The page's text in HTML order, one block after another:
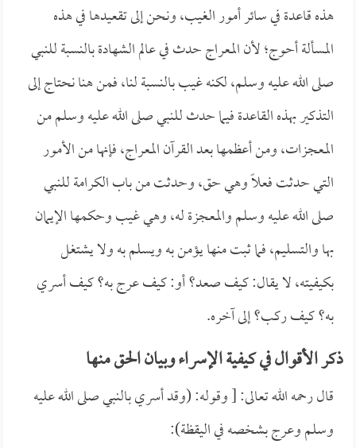
هذه قاعدة في سائر أمور الغيب، ونحن إلى تقعيدها في هذه
المسألة أحوج؛ لأن المعراج حدث في عالم الشهادة بالنسبة للنبي
صلى الله عليه وسلم، لكنه غيب بالنسبة لنا، فمن هنا نحتاج إلى
التذكير بهذه القاعدة فيما حدث للنبي صلى الله عليه وسلم من
المعجزات، ومن أعظمها بعد القرآن المعراج، فإنها من الأمور
التي حدثت فعلاً وهي حق، وحدثت من باب الكرامة للنبي
صلى الله عليه وسلم والمعجزة له، وهي غيب وحكمها الإيمان
بها والتسليم، فما ثبت منها يؤمن به ويسلم به ولا يشتغل
بكيفيته، لا يقال: كيف صعد؟ أو: كيف عرج به؟ كيف أسري
به؟ كيف ركب؟ إلى آخره.
ذكر الأقوال في كيفية الإسراء وبيان الحق منها
قال رحمه الله تعالى: [ وقوله: (وقد أسري بالنبي صلى الله عليه
وسلم وعرج بشخصه في اليقظة):